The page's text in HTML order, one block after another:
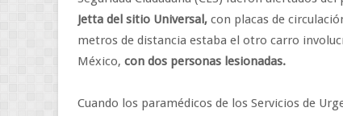
Jetta del sitio Universal, con placas de
metros de distancia estaba el otro carro
México, con dos personas lesionadas.
Cuando los paramédicos de los Servicios de